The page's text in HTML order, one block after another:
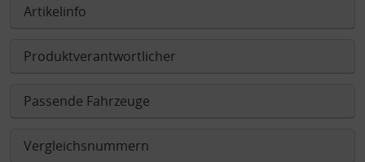
Artikelinfo
Produktverantwortlicher
Passende Fahrzeuge
Vergleichsnummern